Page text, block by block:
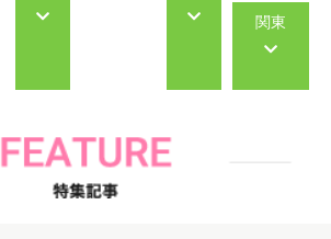
関東